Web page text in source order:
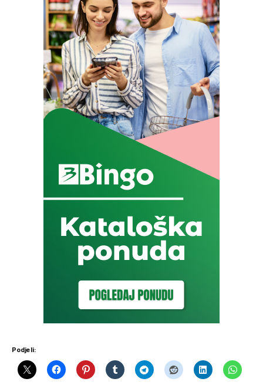
Podjeli: